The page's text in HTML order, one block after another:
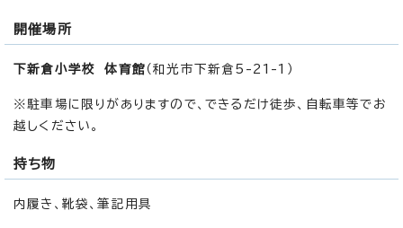
開催場所
下新倉小学校 体育館 （和光市下新倉5-21-1）
※駐車場に限りがありますので、できるだけ徒歩、自転車等でお
越しください。
持ち物
内履き、靴袋、筆記用具